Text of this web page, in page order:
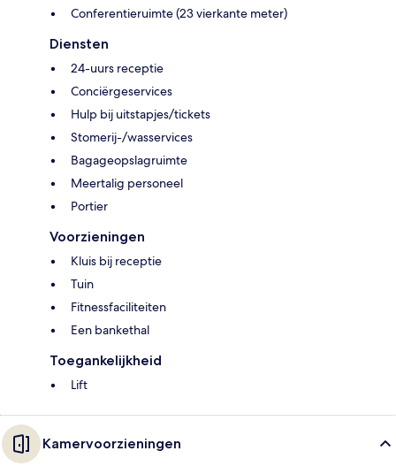
Conferentieruimte (23 vierkante meter)
Diensten
24-uurs receptie
Conciërgeservices
Hulp bij uitstapjes/tickets
Stomerij-/wasservices
Bagageopslagruimte
Meertalig personeel
Portier
Voorzieningen
Kluis bij receptie
Tuin
Fitnessfaciliteiten
Een bankethal
Toegankelijkheid
Lift
Kamervoorzieningen